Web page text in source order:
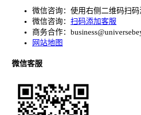
微信咨询：使用右侧二维码扫
微信咨询： 扫码添加客服
商务合作：
网站地图
微信客服